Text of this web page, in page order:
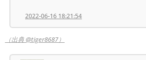
2022-06-16 18:21:54
（出典 @tiger8687）